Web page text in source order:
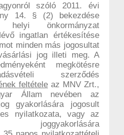
szóló 2011. évi
14. § (2) bekezdése
önkormányzat
ingatlan értékesítése
minden más jogosultat
jog illeti meg. A
megkötésre
szerződés
feltétele az MNV Zrt.,
Állam nevében az
gyakorlására jogosult
nyilatkozata, vagy az
joggyakorlására